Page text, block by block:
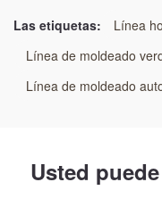
Equipo de moldeo
aplicaciones
Las etiquetas:
Línea
Línea de moldeado
Línea de moldeado
Usted